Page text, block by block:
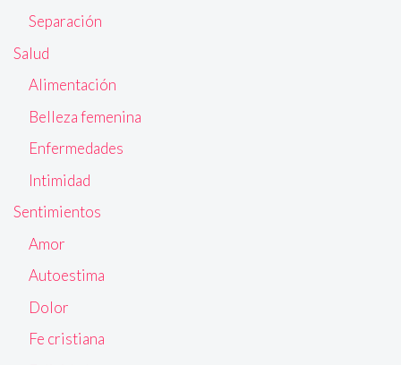
Separación
Salud
Alimentación
Belleza femenina
Enfermedades
Intimidad
Sentimientos
Amor
Autoestima
Dolor
Fe cristiana